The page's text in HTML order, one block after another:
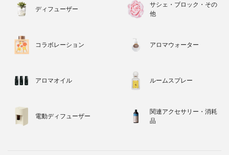
ディフューザー
サシェ・ブロック・その
他
コラボレーション アロマウォーター
アロマオイル ルームスプレー
電動ディフューザー
関連アクセサリー・消耗
品